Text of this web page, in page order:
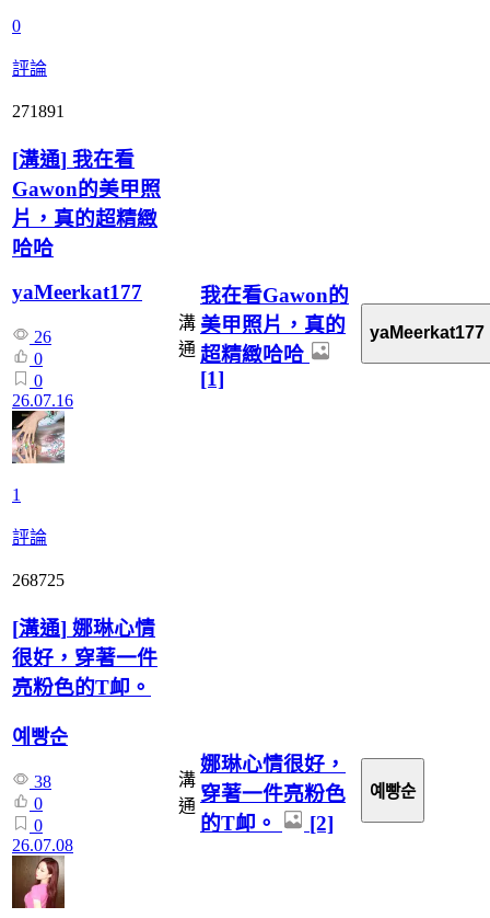
0
評論
271891
[溝通] 我在看
Gawon的美甲照
片，真的超精緻
哈哈
yaMeerkat177
26
0
0
26.07.16
1
評論
溝
通
我在看Gawon的
美甲照片，真的
超精緻哈哈
[1]
yaMeerkat177
268725
[溝通] 娜琳心情
很好，穿著一件
亮粉色的T卹。
예빵순
38
0
0
26.07.08
溝
通
娜琳心情很好，
穿著一件亮粉色
的T卹。
[2]
예빵순